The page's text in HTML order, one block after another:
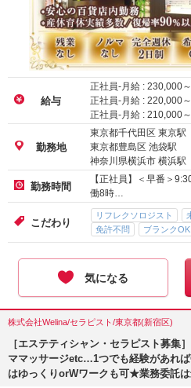
給与
正社員-月給 : 230,000～
正社員-月給 : 220,000～
正社員-月給 : 210,000～
勤務地
東京都千代田区 東京駅
東京都豊島区 池袋駅
神奈川県横浜市 横浜駅
勤務時間
【正社員】＜早番＞
働8時…
こだわり
リフレクソロジスト
免許不問
ブランクOK
気になる
株式会社Welina/セラピスト/東京都(新宿区)
［エステティシャン・セラピスト募集
ママッサージetc…1つでも経験があれ
はゆっくりorWワークも可★業務委託